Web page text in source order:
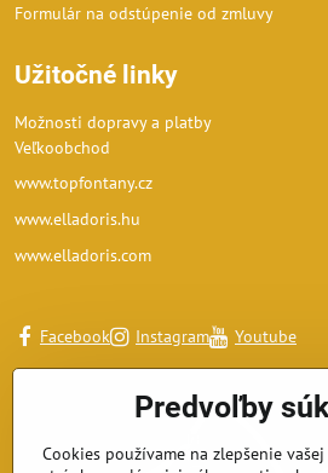
Formulár na odstúpenie od zmluvy
Užitočné linky
Možnosti dopravy a platby
Veľkoobchod
www.topfontany.cz
www.elladoris.hu
www.elladoris.com
Facebook Instagram Youtube
Predvoľby
Cookies používame na zlepšenie